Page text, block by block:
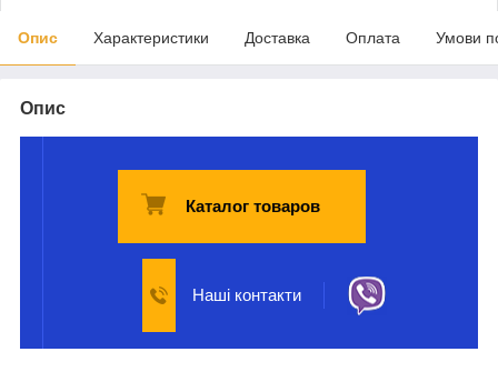
Опис Характеристики Доставка Оплата Умови
Опис
Каталог товаров
Наші контакти